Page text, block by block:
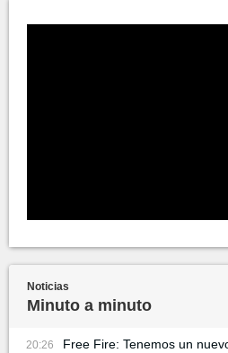
Noticias
Minuto a minuto
20:26
Free Fire: Tenemos un